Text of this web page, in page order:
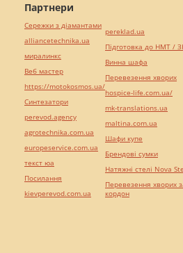
Партнери
Сережки з діамантами
alliancetechnika.ua
миралинкс
Веб мастер
https://motokosmos.ua/
Синтезатори
perevod.agency
agrotechnika.com.ua
europeservice.com.ua
текст юа
Посилання
kievperevod.com.ua
pereklad.ua
Підготовка до НМТ /
Винна шафа
Перевезення хворих
hospice-life.com.ua/
mk-translations.ua
maltina.com.ua
Шафи купе
Брендові сумки
Натяжні стелі Nova
Перевезення хворих
кордон